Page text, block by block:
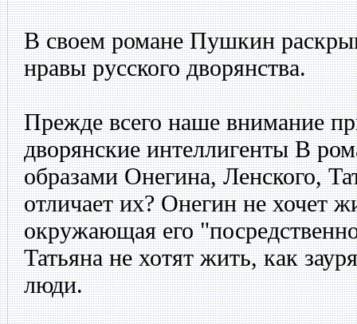
В своем романе Пушкин
нравы русского дворянства.
Прежде всего наше внимание
дворянские интеллигенты В
образами Онегина, Ленского,
отличает их? Онегин не хочет
окружающая его
Татьяна не хотят жить, как
люди.